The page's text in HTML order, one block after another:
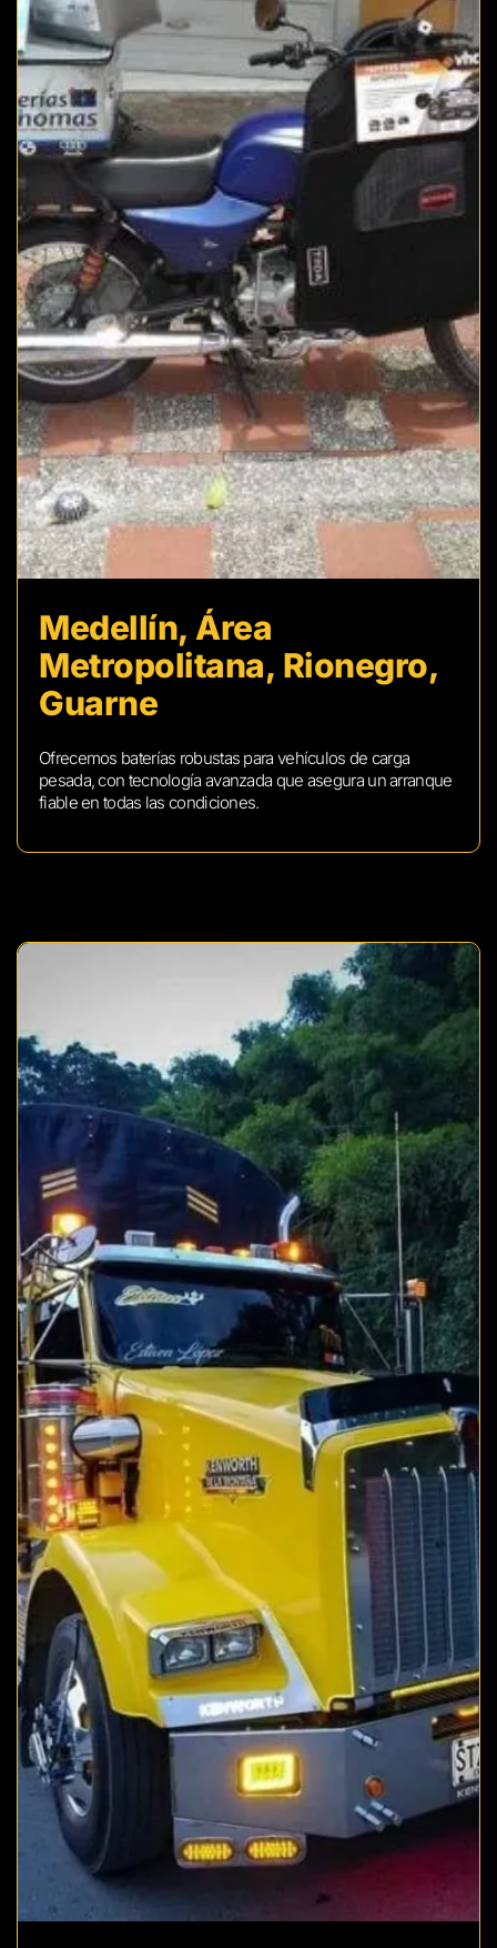
Medellín, Área
Metropolitana, Rionegro,
Guarne
Ofrecemos baterías robustas para vehículos de carga
pesada, con tecnología avanzada que asegura un arranque
fiable en todas las condiciones.